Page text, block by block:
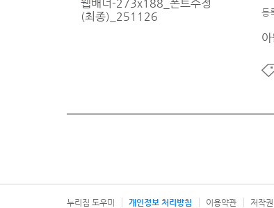
등
누리집 도우미 개인정보 처리방침 이용약관 저작